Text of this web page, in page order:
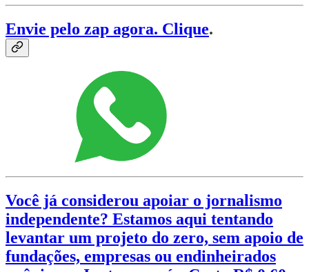
Envie pelo zap agora. Clique.
Você já considerou apoiar o jornalismo
independente? Estamos aqui tentando
levantar um projeto do zero, sem apoio de
fundações, empresas ou endinheirados